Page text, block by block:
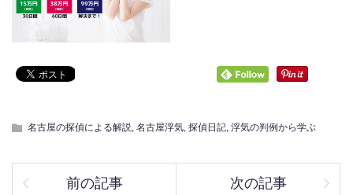
名古屋の探偵による解説, 名古屋浮気, 探偵日記, 浮気の判例から学ぶ
前の記事 次の記事